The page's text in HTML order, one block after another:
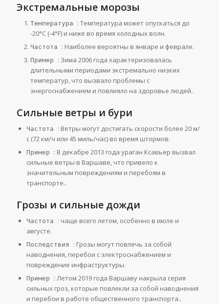
Экстремальные морозы
Температура : Температура может опускаться до
-20°C (-4°F) и ниже во время холодных волн.
Частота : Наиболее вероятны в январе и феврале.
Пример : Зима 2006 года характеризовалась
длительными периодами экстремально низких
температур, что вызвало проблемы с
энергоснабжением и повлияло на здоровье людей.​.
Сильные ветры и бури
Частота : Ветры могут достигать скорости более 20 м/
с (72 км/ч или 45 миль/час) во время штормов.
Пример : В декабре 2013 года ураган Ксавьер вызвал
сильные ветры в Варшаве, что привело к
значительным повреждениям и перебоям в
транспорте.​​​.
Грозы и сильные дожди
Частота : чаще всего летом, особенно в июле и
августе.
Последствия : Грозы могут повлечь за собой
наводнения, перебои с электроснабжением и
повреждение инфраструктуры.
Пример : Летом 2019 года Варшаву накрыла серия
сильных гроз, которые повлекли за собой наводнения
и перебои в работе общественного транспорта.​.